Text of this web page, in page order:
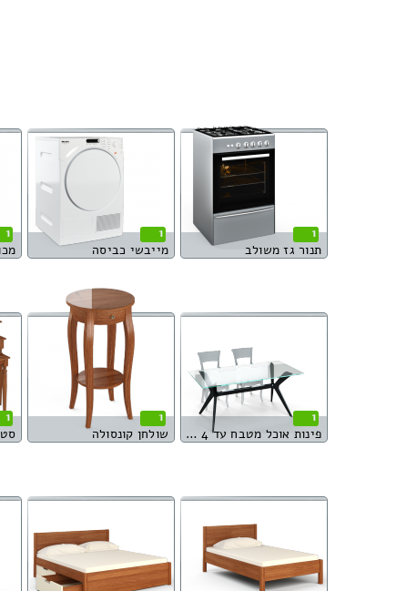
1
תנור גז משולב
1
מייבשי כביסה
1
1
פינות אוכל מטבח עד 4 סועדים
1
שולחן קונסולה
1